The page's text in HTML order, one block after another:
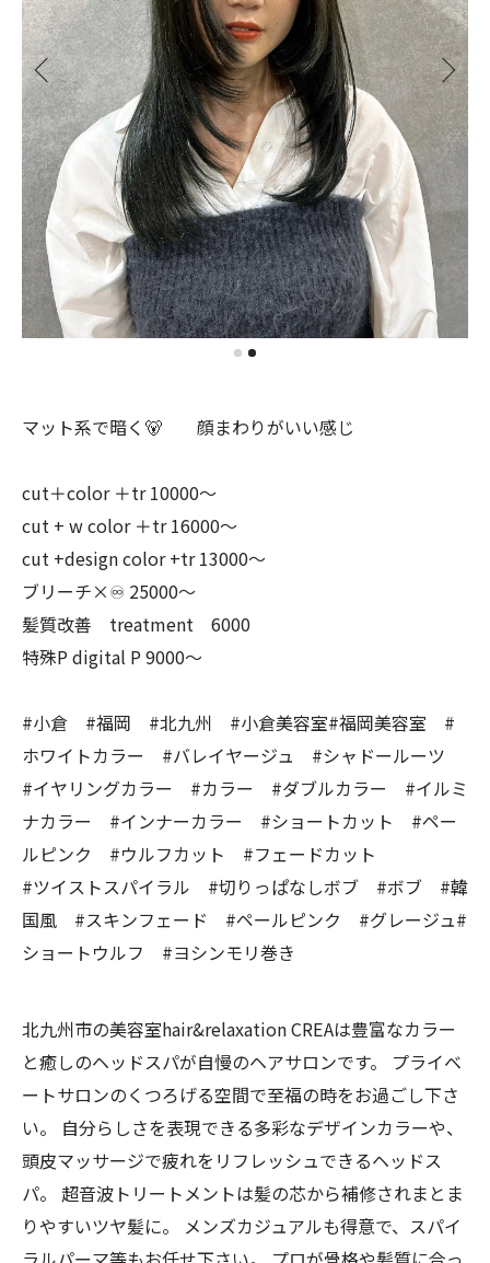
マット系で暗く🐻 顔まわりがいい感じ
cut＋color ＋tr 10000〜
cut + w color ＋tr 16000〜
cut +design color +tr 13000〜
ブリーチ×♾ 25000〜
髪質改善 treatment 6000
特殊P digital P 9000〜
#小倉 #福岡 #北九州 #小倉美容室#福岡美容室 #
ホワイトカラー #バレイヤージュ #シャドールーツ
#イヤリングカラー #カラー #ダブルカラー #イルミ
ナカラー #インナーカラー #ショートカット #ペー
ルピンク #ウルフカット #フェードカット
#ツイストスパイラル #切りっぱなしボブ #ボブ #韓
国風 #スキンフェード #ペールピンク #グレージュ#
ショートウルフ #ヨシンモリ巻き
北九州市の美容室hair&relaxation CREAは豊富なカラー
と癒しのヘッドスパが自慢のヘアサロンです。 プライベ
ートサロンのくつろげる空間で至福の時をお過ごし下さ
い。 自分らしさを表現できる多彩なデザインカラーや、
頭皮マッサージで疲れをリフレッシュできるヘッドス
パ。 超音波トリートメントは髪の芯から補修されまとま
りやすいツヤ髪に。 メンズカジュアルも得意で、スパイ